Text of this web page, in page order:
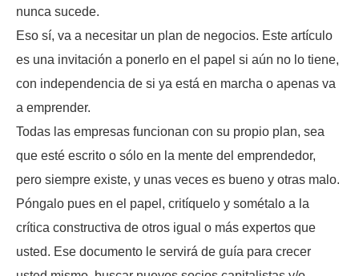
nunca sucede.
Eso sí, va a necesitar un plan de negocios. Este artículo
es una invitación a ponerlo en el papel si aún no lo tiene,
con independencia de si ya está en marcha o apenas va
a emprender.
Todas las empresas funcionan con su propio plan, sea
que esté escrito o sólo en la mente del emprendedor,
pero siempre existe, y unas veces es bueno y otras malo.
Póngalo pues en el papel, critíquelo y sométalo a la
crítica constructiva de otros igual o más expertos que
usted. Ese documento le servirá de guía para crecer